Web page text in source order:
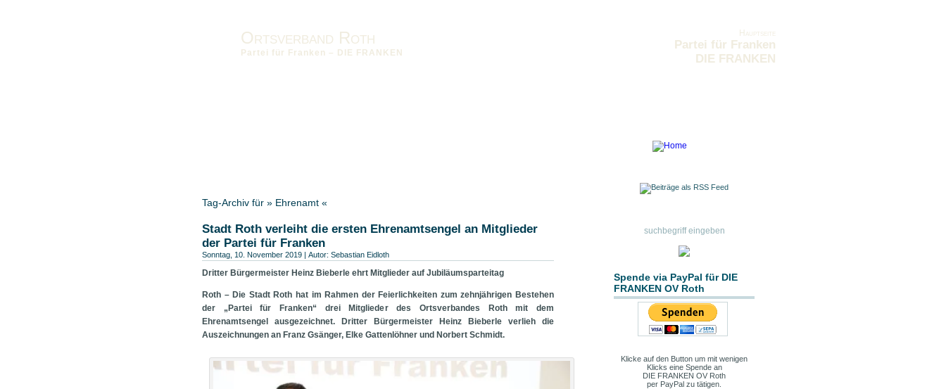
Hauptseite
Partei für Franken
DIE FRANKEN
Ortsverband Roth
Partei für Franken – DIE FRANKEN
Tag-Archiv für » Ehrenamt «
Stadt Roth verleiht die ersten Ehrenamtsengel an Mitglieder
der Partei für Franken
Sonntag, 10. November 2019 | Autor: Sebastian Eidloth
Dritter Bürgermeister Heinz Bieberle ehrt Mitglieder auf Jubiläumsparteitag
Roth – Die Stadt Roth hat im Rahmen der Feierlichkeiten zum zehnjährigen Bestehen
der „Partei für Franken“ drei Mitglieder des Ortsverbandes Roth mit dem
Ehrenamtsengel ausgezeichnet. Dritter Bürgermeister Heinz Bieberle verlieh die
Auszeichnungen an Franz Gsänger, Elke Gattenlöhner und Norbert Schmidt.
Spende via PayPal für DIE
FRANKEN OV Roth
Klicke auf den Button um mit wenigen
Klicks eine Spende an
DIE FRANKEN OV Roth
per PayPal zu tätigen.